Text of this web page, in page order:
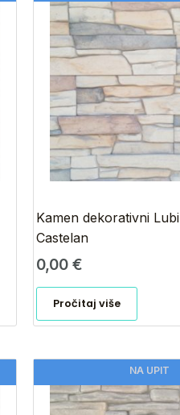
Kamen dekorativni
Castelan
0,00 €
Pročitaj više
NA UPIT